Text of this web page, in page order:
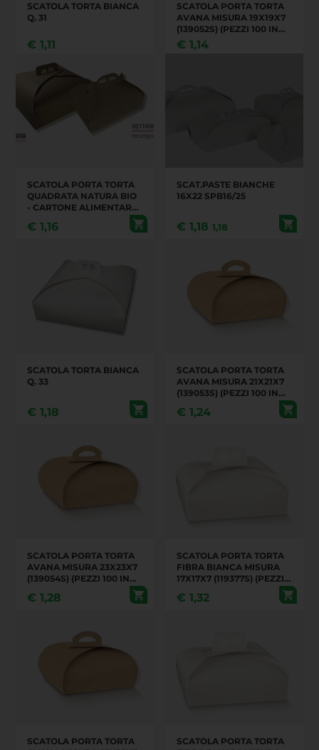
SCATOLA TORTA BIANCA
Q. 31
€ 1,11
SCATOLA PORTA TORTA
AVANA MISURA 19X19X7
(139052S) (PEZZI 100 IN
UN CARTONE)
€ 1,14
SCATOLA PORTA TORTA
QUADRATA NATURA BIO
- CARTONE ALIMENTARE
€ 1,16
SCAT.PASTE BIANCHE
16X22 SPB16/25
€ 1,18 1,18
SCATOLA TORTA BIANCA
Q. 33
€ 1,18
SCATOLA PORTA TORTA
AVANA MISURA 21X21X7
(139053S) (PEZZI 100 IN
€ 1,24
SCATOLA PORTA TORTA
AVANA MISURA 23X23X7
(139054S) (PEZZI 100 IN
€ 1,28
SCATOLA PORTA TORTA
FIBRA BIANCA MISURA
17X17X7 (119377S) (PEZZI
€ 1,32
SCATOLA PORTA TORTA
SCATOLA PORTA TORTA